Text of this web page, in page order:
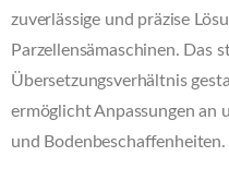
zuverlässige und präzise
Parzellensämaschinen. Das
Übersetzungsverhältnis
ermöglicht Anpassungen an
und Bodenbeschaffenheiten.